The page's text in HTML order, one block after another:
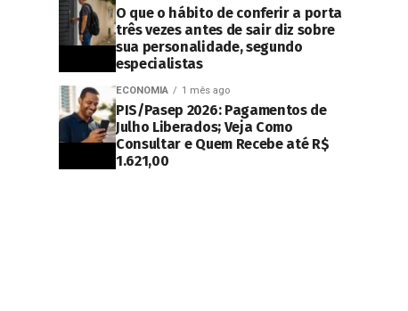
O que o hábito de conferir a porta
três vezes antes de sair diz sobre
sua personalidade, segundo
especialistas
ECONOMIA 1 mês ago
PIS/Pasep 2026: Pagamentos de
Julho Liberados; Veja Como
Consultar e Quem Recebe até R$
1.621,00